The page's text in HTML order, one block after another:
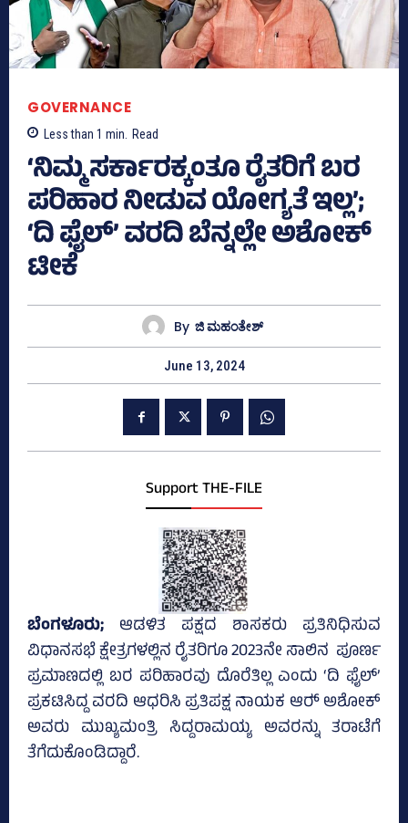
GOVERNANCE
Less than 1 min. Read
‘ನಿಮ್ಮ ಸರ್ಕಾರಕ್ಕಂತೂ ರೈತರಿಗೆ ಬರ
ಪರಿಹಾರ ನೀಡುವ ಯೋಗ್ಯತೆ ಇಲ್ಲ’;
‘ದಿ ಫೈಲ್‌’ ವರದಿ ಬೆನ್ನಲ್ಲೇ ಅಶೋಕ್‌
ಟೀಕೆ
By ಜಿ ಮಹಂತೇಶ್
June 13, 2024
Support THE-FILE
ಬೆಂಗಳೂರು; ಆಡಳಿತ ಪಕ್ಷದ ಶಾಸಕರು ಪ್ರತಿನಿಧಿಸುವ
ವಿಧಾನಸಭೆ ಕ್ಷೇತ್ರಗಳಲ್ಲಿನ ರೈತರಿಗೂ 2023ನೇ ಸಾಲಿನ ಪೂರ್ಣ
ಪ್ರಮಾಣದಲ್ಲಿ ಬರ ಪರಿಹಾರವು ದೊರೆತಿಲ್ಲ ಎಂದು ‘ದಿ ಫೈಲ್‌’
ಪ್ರಕಟಿಸಿದ್ದ ವರದಿ ಆಧರಿಸಿ ಪ್ರತಿಪಕ್ಷ ನಾಯಕ ಆರ್‍‌ ಅಶೋಕ್‌
ಅವರು ಮುಖ್ಯಮಂತ್ರಿ ಸಿದ್ದರಾಮಯ್ಯ ಅವರನ್ನು ತರಾಟೆಗೆ
ತೆಗೆದುಕೊಂಡಿದ್ದಾರೆ.